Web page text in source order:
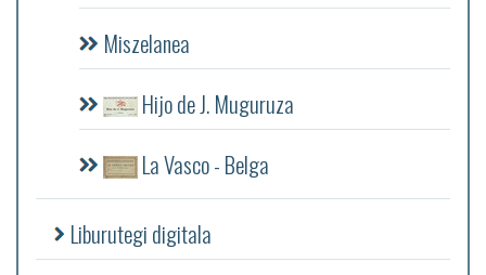
Miszelanea
Hijo de J. Muguruza
La Vasco - Belga
Liburutegi digitala